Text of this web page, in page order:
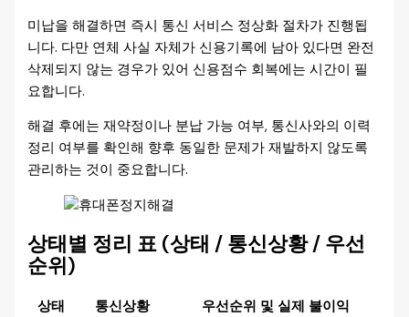
미납을 해결하면 즉시 통신 서비스 정상화 절차가 진행됩
니다. 다만 연체 사실 자체가 신용기록에 남아 있다면 완전
삭제되지 않는 경우가 있어 신용점수 회복에는 시간이 필
요합니다.
해결 후에는 재약정이나 분납 가능 여부, 통신사와의 이력
정리 여부를 확인해 향후 동일한 문제가 재발하지 않도록
관리하는 것이 중요합니다.
상태별 정리 표 (상태 / 통신상황 / 우선
순위)
상태 통신상황 우선순위 및 실제 불이익